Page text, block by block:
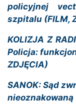
policyjnej
szpitalu (FILM,
KOLIZJA Z
Policja:
ZDJĘCIA)
SANOK: Sąd
nieoznakowaną